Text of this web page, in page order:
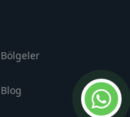
Bölgeler
Blog